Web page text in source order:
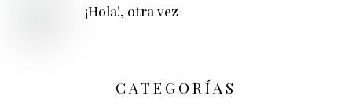
¡Hola!, otra vez
CATEGORÍAS